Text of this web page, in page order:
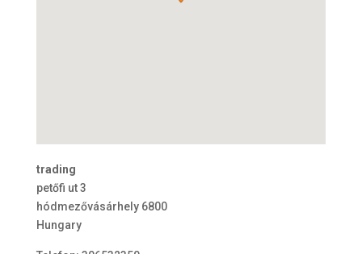
trading
petőfi ut 3
hódmezővásárhely 6800
Hungary